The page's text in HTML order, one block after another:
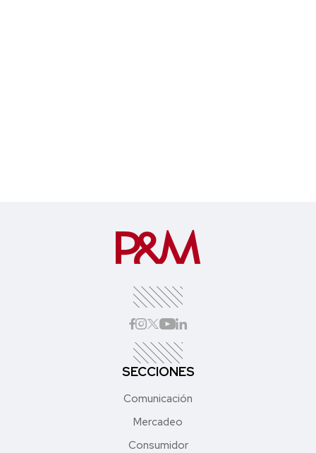
SECCIONES
Comunicación
Mercadeo
Consumidor